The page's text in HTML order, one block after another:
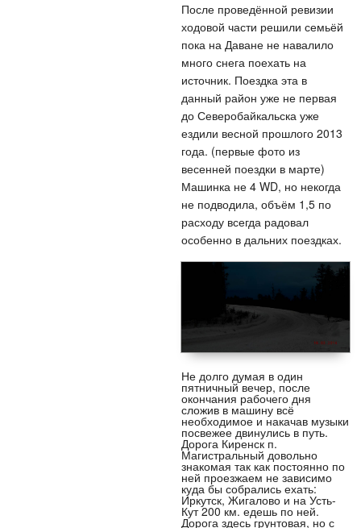
После проведённой ревизии
ходовой части решили семьёй
пока на Даване не навалило
много снега поехать на
источник. Поездка эта в
данный район уже не первая
до Северобайкальска уже
ездили весной прошлого 2013
года. (первые фото из
весенней поездки в марте)
Машинка не 4 WD, но некогда
не подводила, объём 1,5 по
расходу всегда радовал
особенно в дальних поездках.
Не долго думая в один
пятничный вечер, после
окончания рабочего дня
сложив в машину всё
необходимое и накачав музыки
посвежее двинулись в путь.
Дорога Киренск п.
Магистральный довольно
знакомая так как постоянно по
ней проезжаем не зависимо
куда бы собрались ехать:
Иркутск, Жигалово и на Усть-
Кут 200 км. едешь по ней.
Дорога здесь грунтовая, но с